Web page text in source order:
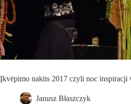
Įkvėpimo naktis 2017 czyli noc
Janusz Błaszczyk